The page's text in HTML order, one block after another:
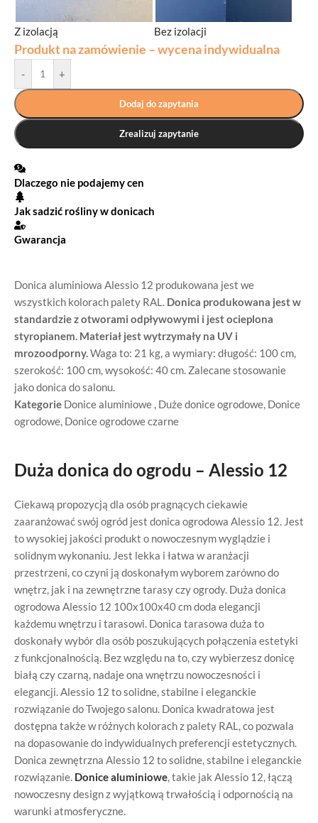
Donica aluminiowa Alessio 12 produkowana jest we
wszystkich kolorach palety RAL. Donica produkowana jest w
standardzie z otworami odpływowymi i jest ocieplona
styropianem. Materiał jest wytrzymały na UV i
mrozoodporny.Waga to: 21 kg, a wymiary: długość: 100 cm,
szerokość: 100 cm, wysokość: 40 cm. Zalecane stosowanie
jako donica do salonu.
Kategorie Donice aluminiowe , Duże donice ogrodowe, Donice
ogrodowe, Donice ogrodowe czarne
Duża donica do ogrodu – Alessio 12
Ciekawą propozycją dla osób pragnących ciekawie
zaaranżować swój ogród jest donica ogrodowa Alessio 12. Jest
to wysokiej jakości produkt o nowoczesnym wyglądzie i
solidnym wykonaniu. Jest lekka i łatwa w aranżacji
przestrzeni, co czyni ją doskonałym wyborem zarówno do
wnętrz, jak i na zewnętrzne tarasy czy ogrody. Duża donica
ogrodowa Alessio 12 100x100x40 cm doda elegancji
każdemu wnętrzu i tarasowi. Donica tarasowa duża to
doskonały wybór dla osób poszukujących połączenia estetyki
z funkcjonalnością. Bez względu na to, czy wybierzesz donicę
białą czy czarną, nadaje ona wnętrzu nowoczesności i
elegancji. Alessio 12 to solidne, stabilne i eleganckie
rozwiązanie do Twojego salonu. Donica kwadratowa jest
dostępna także w różnych kolorach z palety RAL, co pozwala
na dopasowanie do indywidualnych preferencji estetycznych.
Donica zewnętrzna Alessio 12 to solidne, stabilne i eleganckie
rozwiązanie. Donice aluminiowe, takie jak Alessio 12, łączą
nowoczesny design z wyjątkową trwałością i odpornością na
warunki atmosferyczne.
Z izolacją Bez izolacji
Produkt na zamówienie – wycena indywidualna
- +
Dodaj do zapytania
Zrealizuj zapytanie
Dlaczego nie podajemy cen
Jak sadzić rośliny w donicach
Gwarancja